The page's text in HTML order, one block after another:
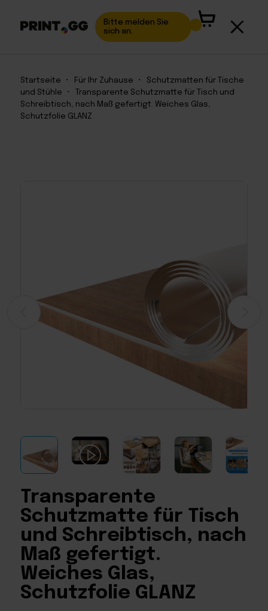
Bitte melden Sie
sich an.
Startseite • Für Ihr Zuhause •
Schutzmatten für Tische
und Stühle
•
Transparente Schutzmatte für Tisch und
Schreibtisch, nach Maß gefertigt. Weiches Glas,
Schutzfolie GLANZ
Transparente
Schutzmatte für Tisch
und Schreibtisch, nach
Maß gefertigt.
Weiches Glas,
Schutzfolie GLANZ